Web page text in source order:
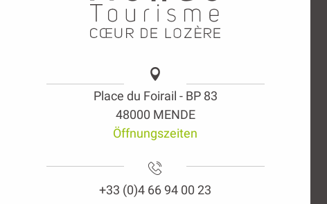
Place du Foirail - BP 83
48000 MENDE
Öffnungszeiten
+33 (0)4 66 94 00 23